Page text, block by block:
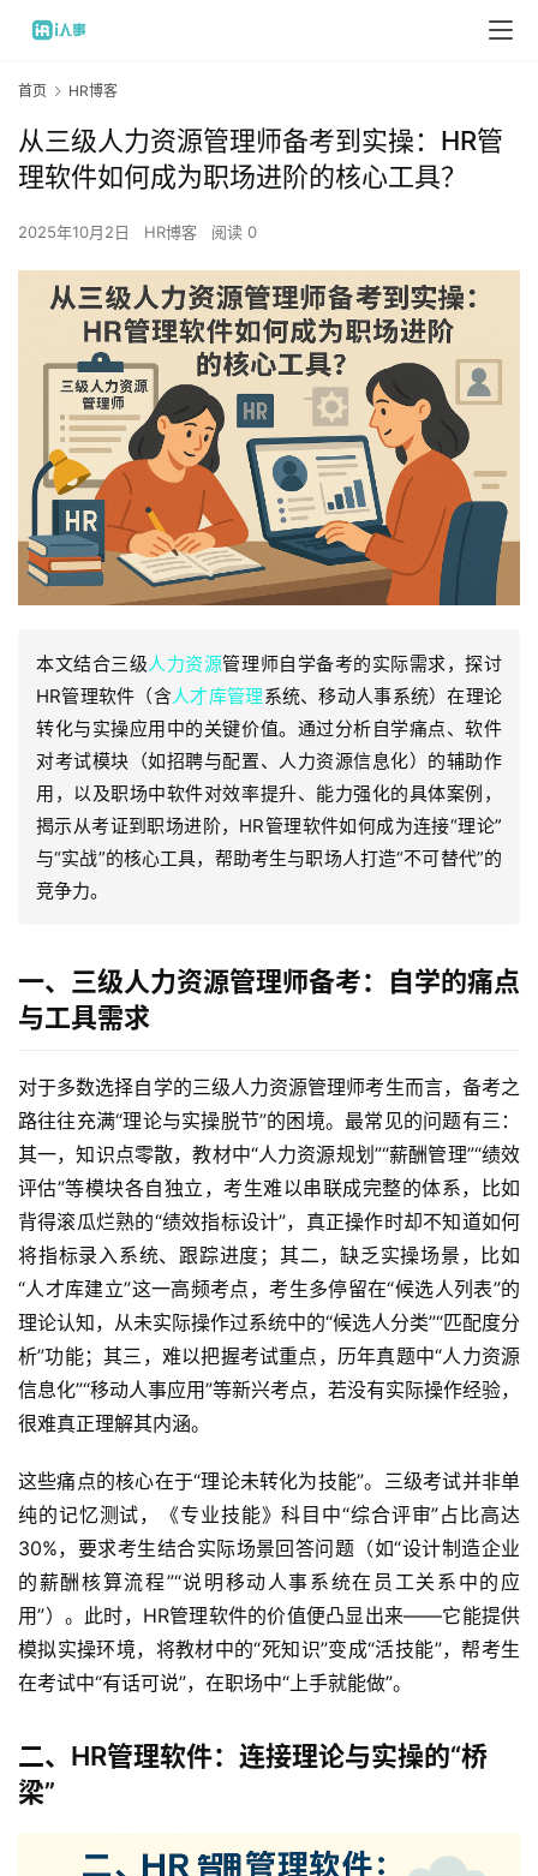
首页 HR博客
从三级人力资源管理师备考到实操：HR管
理软件如何成为职场进阶的核心工具？
2025年10月2日 HR博客 阅读 0
本文结合三级人力资源管理师自学备考的实际需求，探讨
HR管理软件（含人才库管理系统、移动人事系统）在理论
转化与实操应用中的关键价值。通过分析自学痛点、软件
对考试模块（如招聘与配置、人力资源信息化）的辅助作
用，以及职场中软件对效率提升、能力强化的具体案例，
揭示从考证到职场进阶，HR管理软件如何成为连接“理论”
与“实战”的核心工具，帮助考生与职场人打造“不可替代”的
竞争力。
一、三级人力资源管理师备考：自学的痛点
与工具需求
对于多数选择自学的三级人力资源管理师考生而言，备考之
路往往充满“理论与实操脱节”的困境。最常见的问题有三：
其一，知识点零散，教材中“人力资源规划”“薪酬管理”“绩效
评估”等模块各自独立，考生难以串联成完整的体系，比如
背得滚瓜烂熟的“绩效指标设计”，真正操作时却不知道如何
将指标录入系统、跟踪进度；其二，缺乏实操场景，比如
“人才库建立”这一高频考点，考生多停留在“候选人列表”的
理论认知，从未实际操作过系统中的“候选人分类”“匹配度分
析”功能；其三，难以把握考试重点，历年真题中“人力资源
信息化”“移动人事应用”等新兴考点，若没有实际操作经验，
很难真正理解其内涵。
这些痛点的核心在于“理论未转化为技能”。三级考试并非单
纯的记忆测试，《专业技能》科目中“综合评审”占比高达
30%，要求考生结合实际场景回答问题（如“设计制造企业
的薪酬核算流程”“说明移动人事系统在员工关系中的应
用”）。此时，HR管理软件的价值便凸显出来——它能提供
模拟实操环境，将教材中的“死知识”变成“活技能”，帮考生
在考试中“有话可说”，在职场中“上手就能做”。
二、HR管理软件：连接理论与实操的“桥
梁”